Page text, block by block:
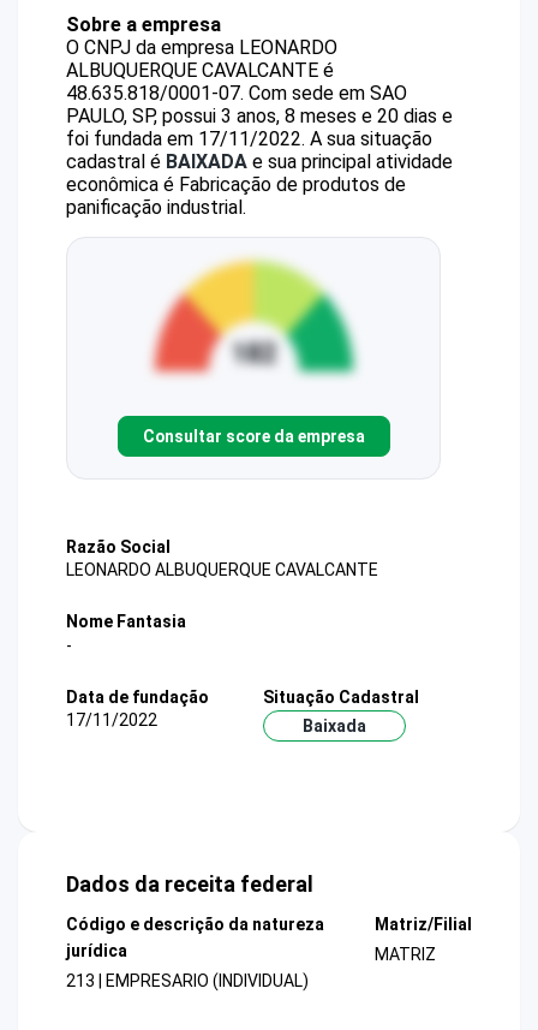
Sobre a empresa
O CNPJ da empresa LEONARDO
ALBUQUERQUE CAVALCANTE é
48.635.818/0001-07. Com sede em SAO
PAULO, SP, possui 3 anos, 8 meses e 20 dias e
foi fundada em 17/11/2022. A sua situação
cadastral é BAIXADA e sua principal atividade
econômica é Fabricação de produtos de
panificação industrial.
Consultar score da empresa
Razão Social
LEONARDO ALBUQUERQUE CAVALCANTE
Nome Fantasia
-
Data de fundação
17/11/2022
Situação Cadastral
Baixada
Dados da receita federal
Código e descrição da natureza
jurídica
213 | EMPRESARIO (INDIVIDUAL)
Matriz/Filial
MATRIZ